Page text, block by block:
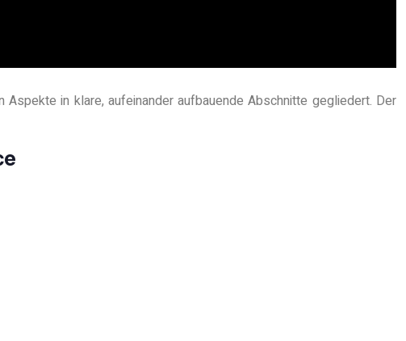
in klare, aufeinander aufbauende Abschnitte gegliedert. Der